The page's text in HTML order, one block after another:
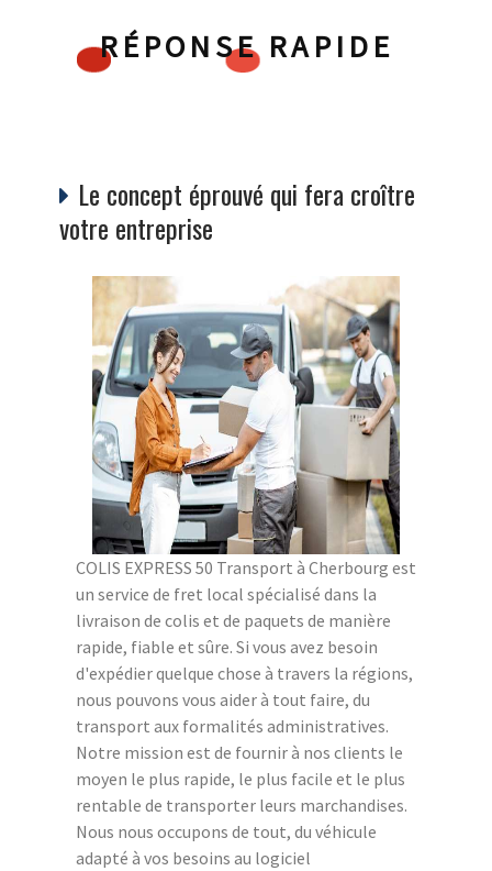
RÉPONSE RAPIDE
Le concept éprouvé qui fera croître
votre entreprise
COLIS EXPRESS 50 Transport à Cherbourg est
un service de fret local spécialisé dans la
livraison de colis et de paquets de manière
rapide, fiable et sûre. Si vous avez besoin
d'expédier quelque chose à travers la régions,
nous pouvons vous aider à tout faire, du
transport aux formalités administratives.
Notre mission est de fournir à nos clients le
moyen le plus rapide, le plus facile et le plus
rentable de transporter leurs marchandises.
Nous nous occupons de tout, du véhicule
adapté à vos besoins au logiciel